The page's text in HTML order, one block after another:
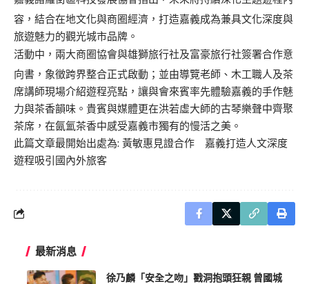
容，結合在地文化與商圈經濟，打造嘉義成為兼具文化深度與
旅遊魅力的觀光城市品牌。
活動中，兩大商圈協會與雄獅旅行社及富豪旅行社簽署合作意
向書，象徵跨界整合正式啟動；並由導覽老師、木工職人及茶
席講師現場介紹遊程亮點，讓與會來賓率先體驗嘉義的手作魅
力與茶香韻味。貴賓與媒體更在洪若虛大師的古琴樂聲中齊聚
茶席，在氤氳茶香中感受嘉義市獨有的慢活之美。
此篇文章最開始出處為: 黃敏惠見證合作 嘉義打造人文深度
遊程吸引國內外旅客
最新消息
徐乃麟「安全之吻」戳洞抱頭狂親 曾國城